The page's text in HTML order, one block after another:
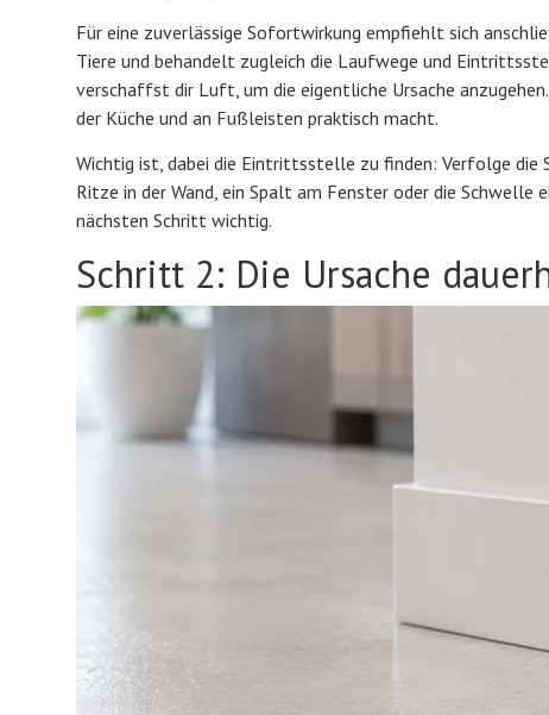
Für eine zuverlässige Sofortwirkung empfiehlt sich
Tiere und behandelt zugleich die Laufwege und
verschaffst dir Luft, um die eigentliche Ursache
der Küche und an Fußleisten praktisch macht.
Wichtig ist, dabei die Eintrittsstelle zu finden: Verfolge die
Ritze in der Wand, ein Spalt am Fenster oder die
nächsten Schritt wichtig.
Schritt 2: Die Ursache